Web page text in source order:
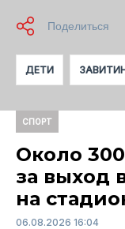
ДЕТИ
СПОРТ
Около
за выход
на
06.08.2026 16:04